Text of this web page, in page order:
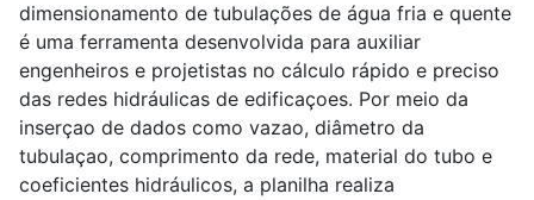
dimensionamento de tubulações de água fria e quente
é uma ferramenta desenvolvida para auxiliar
engenheiros e projetistas no cálculo rápido e preciso
das redes hidráulicas de edificaçoes. Por meio da
inserçao de dados como vazao, diâmetro da
tubulaçao, comprimento da rede, material do tubo e
coeficientes hidráulicos, a planilha realiza